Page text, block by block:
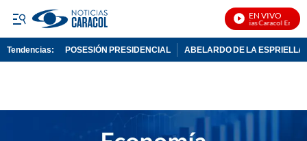
EN VIVO
Noticias Caracol En Vivo
Tendencias: POSESIÓN PRESIDENCIAL ABELARDO DE LA ESPRIELLA